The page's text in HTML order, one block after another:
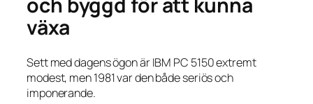
växa
Sett med dagens ögon är IBM PC 5150 extremt
modest, men 1981 var den både seriös och
imponerande.